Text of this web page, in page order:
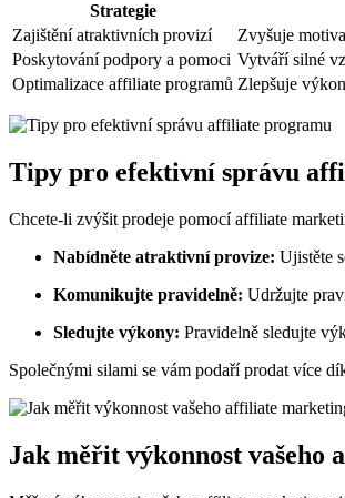
Strategie
Zajištění atraktivních provizí
Zvyšuje
Poskytování podpory a pomoci Vytváří silné
Optimalizace affiliate programů Zlepšuje
Tipy pro efektivní správu
Chcete-li zvýšit prodeje pomocí affiliate
Nabídněte atraktivní provize: Ujistěte
Komunikujte pravidelně: Udržujte
Sledujte výkony: Pravidelně sledujte
Společnými silami se vám podaří prodat více
Jak měřit výkonnost vašeho